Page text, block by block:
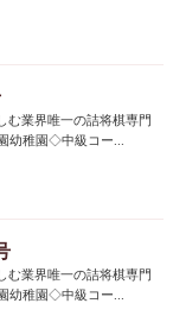
む業界唯一の詰将棋専門
幼稚園◇中級コー...
む業界唯一の詰将棋専門
幼稚園◇中級コー...